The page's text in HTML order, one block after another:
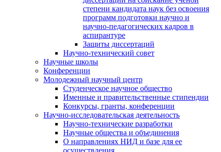
степени кандидата наук без освоения
программ подготовки научно и
научно-педагогических кадров в
аспирантуре
Защиты диссертаций
Научно-технический совет
Научные школы
Конференции
Молодежный научный центр
Студенческое научное общество
Именные и правительственные стипендии
Конкурсы, гранты, конференции
Научно-исследовательская деятельность
Научно-технические разработки
Научные общества и объединения
О направлениях НИД и базе для ее
осуществления